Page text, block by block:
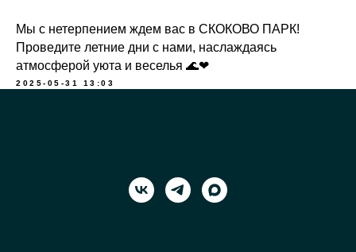
Мы с нетерпением ждем вас в СКОКОВО ПАРК!
Проведите летние дни с нами, наслаждаясь
атмосферой уюта и веселья 🌊❤
2025-05-31 13:03